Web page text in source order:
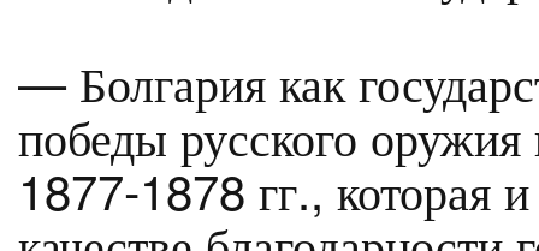
— Болгария как
победы русского
1877-1878 гг., которая